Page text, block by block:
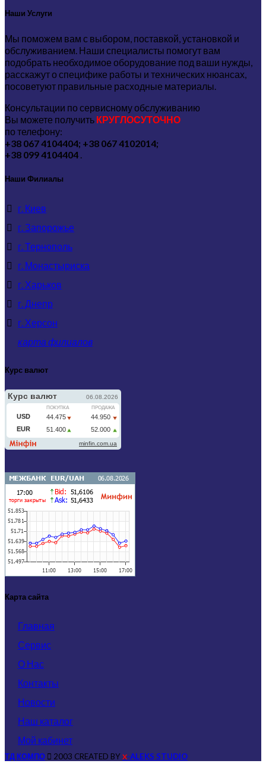
Наши Услуги
Мы поможем вам с выбором, поставкой, установкой и
обслуживанием. Наши специалисты помогут вам
подобрать необходимое оборудование под ваши нужды,
расскажут о специфике работы и технических нюансах,
посоветуют правильные расходные материалы.
Консультации по сервисному обслуживанию
Вы можете получить КРУГЛОСУТОЧНО
по телефону:
+38 067 4104404; +38 067 4102014;
+38 099 4104404 .
Наши Филиалы
г. Киев
г. Запорожье
г. Тернополь
г. Монастыриска
г. Харьков
г. Днепр
г. Херсон
карта филиалов
Курс валют
Карта сайта
Главная
Сервис
О Нас
Контакты
Новости
Наш каталог
Мой кабинет
ТД КОМПО 2003 CREATED BY X-ALEKS STUDIO